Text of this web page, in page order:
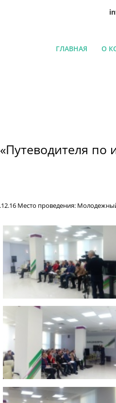
ГЛАВНАЯ О
по
Место проведения: